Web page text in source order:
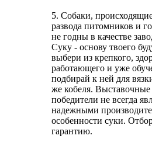
5. Собаки,
развода питомников и
не годны в качестве
Суку - основу твоего
выбери из крепкого,
работающего и уже
подбирай к ней для
же кобеля.
победители не всегда
надежными
особенности суки.
гарантию.